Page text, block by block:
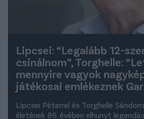
Lipcsei: “Legalább 12-
csinálnom”, Torghelle:
mennyire vagyok
játékosai emlékeznek
Lipcsei Péterrel és Torghelle
életének 86. évében elhunyt